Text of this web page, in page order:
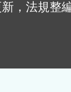
，法規整